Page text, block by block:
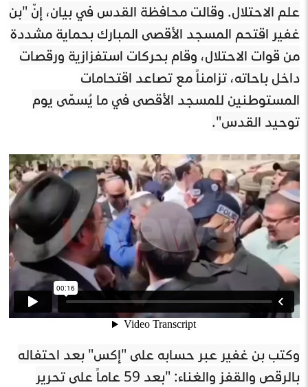
علم الاحتلال. وقالت محافظة القدس في بيان، إنّ "بن
غفير اقتحم المسجد الأقصى المبارك بحماية مشددة
من قوات الاحتلال، وقام بحركات استفزازية ورقصات
داخل باحاته، تزامناً مع تصاعد اقتحامات
المستوطنين للمسجد الأقصى في ما يُسمّى يوم
توحيد القدس".
وكتب بن غفير عبر حسابه على "إكس" بعد احتفاله
بالرقص والقفز والغناء: "بعد 59 عاماً على تحرير